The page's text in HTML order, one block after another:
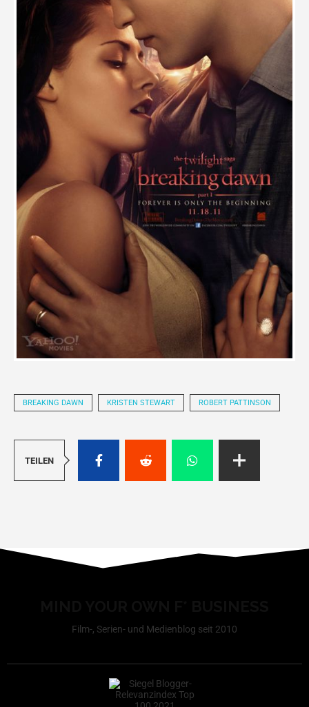
BREAKING DAWN KRISTEN STEWART ROBERT PATTINSON
TEILEN
Film-, Serien- und Medienblog seit 2010